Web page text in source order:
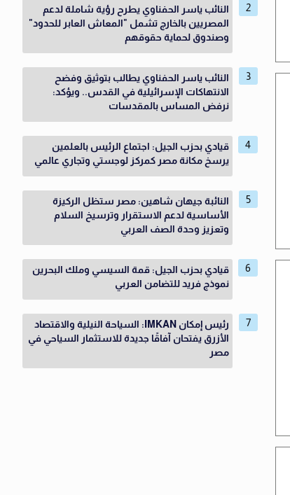
النائب ياسر الحفناوي يطرح رؤية شاملة لدعم
المصريين بالخارج تشمل "المعاش العابر للحدود"
وصندوق لحماية حقوقهم
النائب ياسر الحفناوي يطالب بتوثيق وفضح
الانتهاكات الإسرائيلية في القدس.. ويؤكد:
نرفض المساس بالمقدسات
قيادي بحزب الجيل: اجتماع الرئيس بالعلمين
يرسخ مكانة مصر كمركز لوجستي وتجاري عالمي
النائبة جيهان شاهين: مصر ستظل الركيزة
الأساسية لدعم الاستقرار وترسيخ السلام
وتعزيز وحدة الصف العربي
قيادي بحزب الجيل: قمة السيسي وملك البحرين
نموذج فريد للتضامن العربي
رئيس إمكان IMKAN: السياحة النيلية والاقتصاد
الأزرق يفتحان آفاقًا جديدة للاستثمار السياحي في
مصر